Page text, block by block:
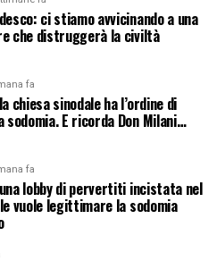
ci stiamo avvicinando a una
che distruggerà la civiltà
fa
chiesa sinodale ha l’ordine di
sodomia. E ricorda Don Milani…
fa
lobby di pervertiti incistata nel
vuole legittimare la sodomia